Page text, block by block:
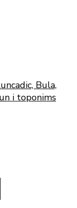
Bula,
i toponims